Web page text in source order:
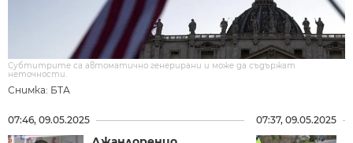
Снимка: БТА
Субтитрите са автоматично генерирани и може да съдържат
неточности.
07:46, 09.05.2025 07:37, 09.05.2025